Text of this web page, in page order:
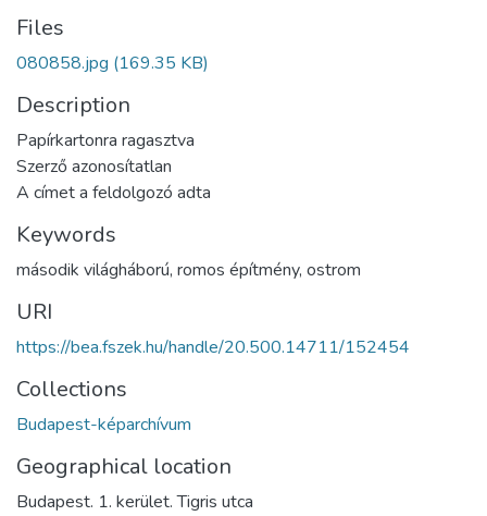
Files
080858.jpg (169.35 KB)
Description
Papírkartonra ragasztva
Szerző azonosítatlan
A címet a feldolgozó adta
Keywords
második világháború, romos építmény, ostrom
URI
https://bea.fszek.hu/handle/20.500.14711/152454
Collections
Budapest-képarchívum
Geographical location
Budapest. 1. kerület. Tigris utca